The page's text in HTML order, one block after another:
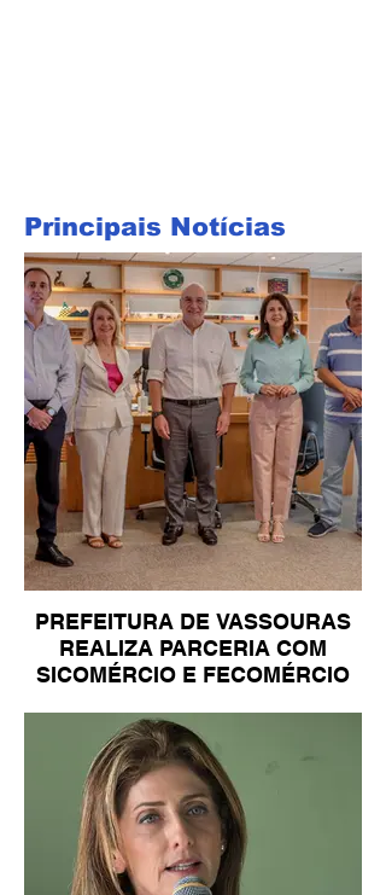
Principais Notícias
PREFEITURA DE VASSOURAS
REALIZA PARCERIA COM
SICOMÉRCIO E FECOMÉRCIO